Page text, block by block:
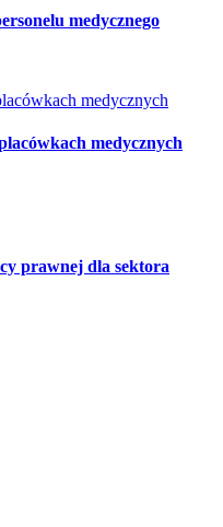
medycznego
medycznych
prawnej dla sektora